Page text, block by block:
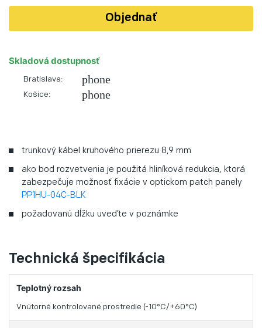
Objednať
Skladová dostupnosť
Bratislava: phone
Košice: phone
trunkový kábel kruhového prierezu 8,9 mm
ako bod rozvetvenia je použitá hliníková redukcia, ktorá
zabezpečuje možnosť fixácie v optickom patch panely
PP1HU-04C-BLK
požadovanú dĺžku uveďte v poznámke
Technická špecifikácia
Teplotný rozsah
Vnútorné kontrolované prostredie (-10°C/+60°C)